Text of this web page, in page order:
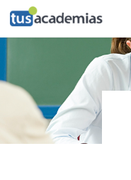
tusacademias